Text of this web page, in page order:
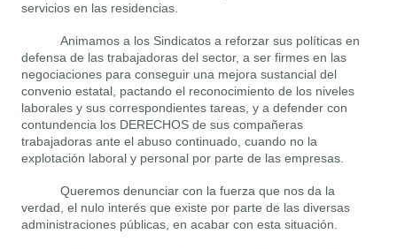
servicios en las residencias.
Animamos a los Sindicatos a reforzar sus políticas en
defensa de las trabajadoras del sector, a ser firmes en las
negociaciones para conseguir una mejora sustancial del
convenio estatal, pactando el reconocimiento de los niveles
laborales y sus correspondientes tareas, y a defender con
contundencia los DERECHOS de sus compañeras
trabajadoras ante el abuso continuado, cuando no la
explotación laboral y personal por parte de las empresas.
Queremos denunciar con la fuerza que nos da la
verdad, el nulo interés que existe por parte de las diversas
administraciones públicas, en acabar con esta situación.